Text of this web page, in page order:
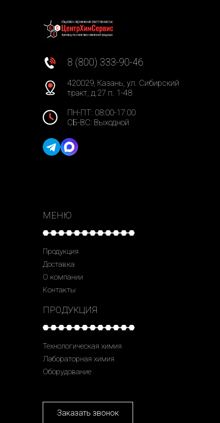
8 (800) 333-90-46
420029, Казань, ул. Сибирский
тракт, д.27 п. 1-48
ПН-ПТ: 08:00-17:00
СБ-ВС: Выходной
МЕНЮ
Продукция
Доставка
О компании
Контакты
ПРОДУКЦИЯ
Технологическая химия
Лабораторная химия
Оборудование
Заказать звонок